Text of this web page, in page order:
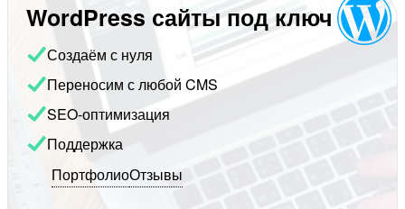
WordPress сайты под ключ
Создаём с нуля
Переносим с любой CMS
SEO-оптимизация
Поддержка
ПортфолиоОтзывы